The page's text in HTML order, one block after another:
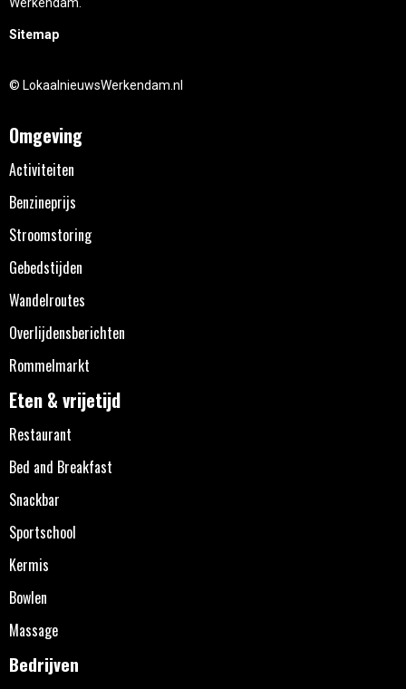
Sitemap
© LokaalnieuwsWerkendam.nl
Omgeving
Activiteiten
Benzineprijs
Stroomstoring
Gebedstijden
Wandelroutes
Overlijdensberichten
Rommelmarkt
Eten & vrijetijd
Restaurant
Bed and Breakfast
Snackbar
Sportschool
Kermis
Bowlen
Massage
Bedrijven